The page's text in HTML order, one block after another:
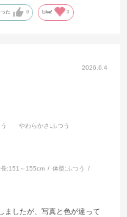
た 0 Like! 3
2026.6.4
やわらかさ :ふつう
:151～155cm 体型: ふつう
ましたが、写真と色が違って